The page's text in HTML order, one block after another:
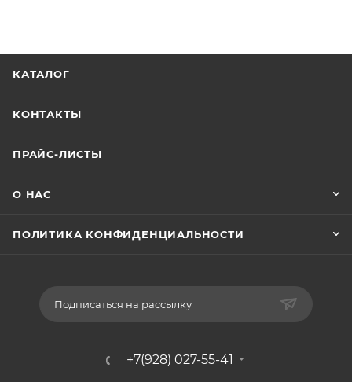
КАТАЛОГ
КОНТАКТЫ
ПРАЙС-ЛИСТЫ
О НАС
ПОЛИТИКА КОНФИДЕНЦИАЛЬНОСТИ
Подписаться на рассылку
+7(928) 027-55-41